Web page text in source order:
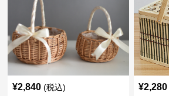
¥2,840 (税込) ¥2,280